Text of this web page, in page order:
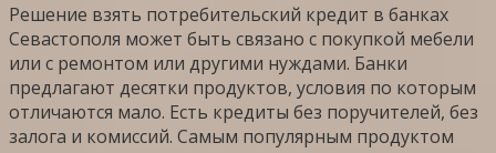
Решение взять потребительский кредит в банках
Севастополя может быть связано с покупкой мебели
или с ремонтом или другими нуждами. Банки
предлагают десятки продуктов, условия по которым
отличаются мало. Есть кредиты без поручителей, без
залога и комиссий. Самым популярным продуктом